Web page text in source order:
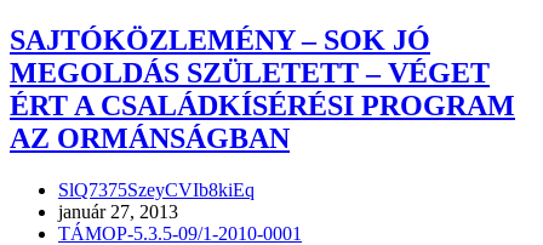
SAJTÓKÖZLEMÉNY – SOK JÓ
MEGOLDÁS SZÜLETETT – VÉGET
ÉRT A CSALÁDKÍSÉRÉSI PROGRAM
AZ ORMÁNSÁGBAN
Post
author:
SlQ7375SzeyCVIb8kiEq
Post
published:
január 27, 2013
Post
TÁMOP-5.3.5-09/1-2010-0001